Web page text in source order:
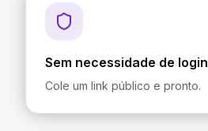
Sem necessidade de login
Cole um link público e pronto.